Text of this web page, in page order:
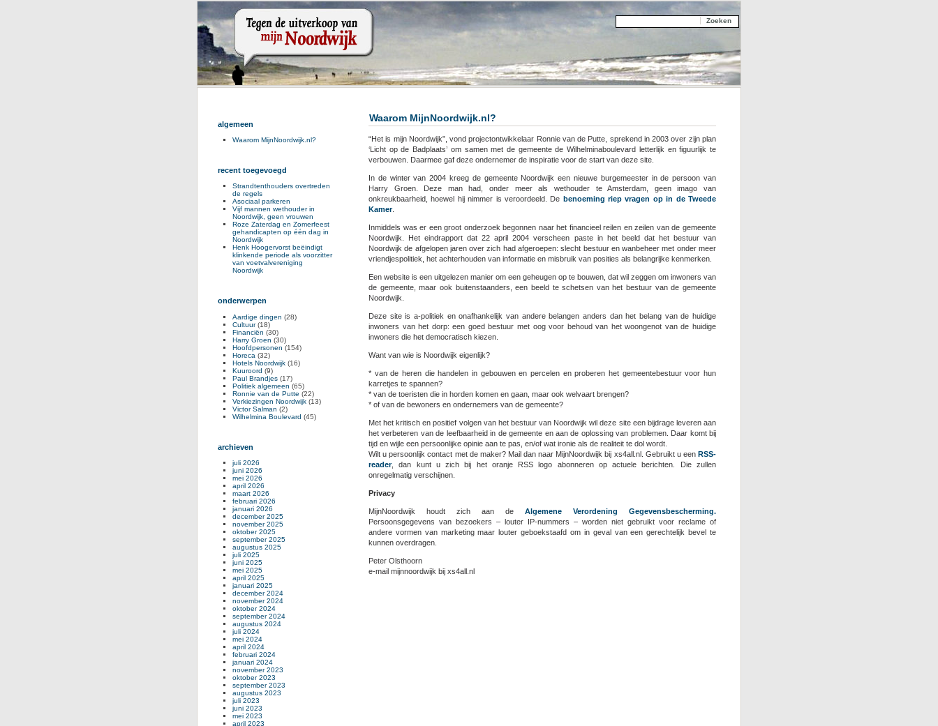
Waarom MijnNoordwijk.nl?
“Het is mijn Noordwijk”, vond projectontwikkelaar Ronnie van de Putte, sprekend in 2003 over zijn plan
‘Licht op de Badplaats’ om samen met de gemeente de Wilhelminaboulevard letterlijk en figuurlijk te
verbouwen. Daarmee gaf deze ondernemer de inspiratie voor de start van deze site.
In de winter van 2004 kreeg de gemeente Noordwijk een nieuwe burgemeester in de persoon van
Harry Groen. Deze man had, onder meer als wethouder te Amsterdam, geen imago van
onkreukbaarheid, hoewel hij nimmer is veroordeeld. De benoeming riep vragen op in de Tweede
Kamer.
Inmiddels was er een groot onderzoek begonnen naar het financieel reilen en zeilen van de gemeente
Noordwijk. Het eindrapport dat 22 april 2004 verscheen paste in het beeld dat het bestuur van
Noordwijk de afgelopen jaren over zich had afgeroepen: slecht bestuur en wanbeheer met onder meer
vriendjespolitiek, het achterhouden van informatie en misbruik van posities als belangrijke kenmerken.
Een website is een uitgelezen manier om een geheugen op te bouwen, dat wil zeggen om inwoners van
de gemeente, maar ook buitenstaanders, een beeld te schetsen van het bestuur van de gemeente
Noordwijk.
Deze site is a-politiek en onafhankelijk van andere belangen anders dan het belang van de huidige
inwoners van het dorp: een goed bestuur met oog voor behoud van het woongenot van de huidige
inwoners die het democratisch kiezen.
Want van wie is Noordwijk eigenlijk?
* van de heren die handelen in gebouwen en percelen en proberen het gemeentebestuur voor hun
karretjes te spannen?
* van de toeristen die in horden komen en gaan, maar ook welvaart brengen?
* of van de bewoners en ondernemers van de gemeente?
Met het kritisch en positief volgen van het bestuur van Noordwijk wil deze site een bijdrage leveren aan
het verbeteren van de leefbaarheid in de gemeente en aan de oplossing van problemen. Daar komt bij
tijd en wijle een persoonlijke opinie aan te pas, en/of wat ironie als de realiteit te dol wordt.
Wilt u persoonlijk contact met de maker? Mail dan naar MijnNoordwijk bij xs4all.nl. Gebruikt u een RSS-
reader, dan kunt u zich bij het oranje RSS logo abonneren op actuele berichten. Die zullen
onregelmatig verschijnen.
Privacy
MijnNoordwijk houdt zich aan de Algemene Verordening Gegevensbescherming.
Persoonsgegevens van bezoekers – louter IP-nummers – worden niet gebruikt voor reclame of
andere vormen van marketing maar louter geboekstaafd om in geval van een gerechtelijk bevel te
kunnen overdragen.
Peter Olsthoorn
e-mail mijnnoordwijk bij xs4all.nl
algemeen
Waarom MijnNoordwijk.nl?
recent toegevoegd
Strandtenthouders overtreden
de regels
Asociaal parkeren
Vijf mannen wethouder in
Noordwijk, geen vrouwen
Roze Zaterdag en Zomerfeest
gehandicapten op één dag in
Noordwijk
Henk Hoogervorst beëindigt
klinkende periode als voorzitter
van voetvalvereniging
Noordwijk
onderwerpen
Aardige dingen (28)
Cultuur(18)
Financiën (30)
Harry Groen (30)
Hoofdpersonen (154)
Horeca (32)
Hotels Noordwijk (16)
Kuuroord (9)
Paul Brandjes (17)
Politiek algemeen (65)
Ronnie van de Putte (22)
Verkiezingen Noordwijk (13)
Victor Salman (2)
Wilhelmina Boulevard (45)
archieven
juli 2026
juni 2026
mei 2026
april 2026
maart 2026
februari 2026
januari 2026
december 2025
november 2025
oktober 2025
september 2025
augustus 2025
juli 2025
juni 2025
mei 2025
april 2025
januari 2025
december 2024
november 2024
oktober 2024
september 2024
augustus 2024
juli 2024
mei 2024
april 2024
februari 2024
januari 2024
november 2023
oktober 2023
september 2023
augustus 2023
juli 2023
juni 2023
mei 2023
april 2023